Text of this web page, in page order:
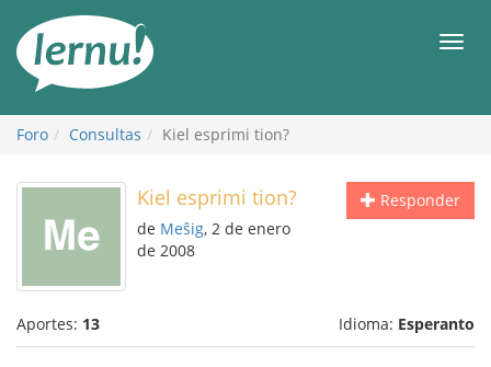
Foro Consultas Kiel esprimi tion?
Responder
Kiel esprimi tion?
de Meŝig, 2 de enero
de 2008
Aportes: 13 Idioma: Esperanto